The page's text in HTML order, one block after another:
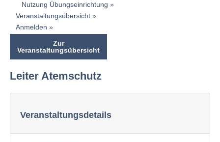
Nutzung Übungseinrichtung
Veranstaltungsübersicht
Anmelden
Zur
Veranstaltungsübersicht
Leiter Atemschutz
Veranstaltungsdetails